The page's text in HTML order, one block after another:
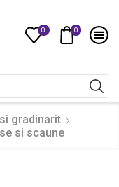
0 0
gradinarit
si scaune